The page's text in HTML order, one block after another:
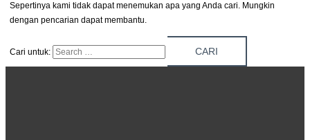
Sepertinya kami tidak dapat menemukan apa yang Anda cari. Mungkin
dengan pencarian dapat membantu.
Cari untuk: